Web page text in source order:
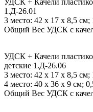
УДСК + Качели
1.Д-26.01
3 место: 42 х 17 х 8,5
Общий Вес УДСК с
УДСК + Качели
детские 1.Д-26.06
3 место: 42 х 17 х 8,5
4 место: 40 х 36 х 9 см;
Общий Вес УДСК с